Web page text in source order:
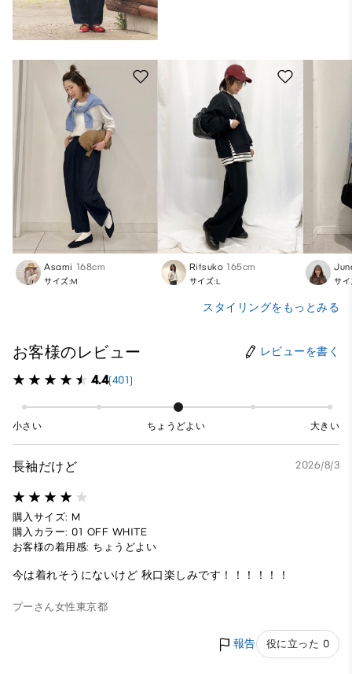
Asami 168cm
サイズ:M
Ritsuko 165cm
サイズ:L サ
スタイリングをもっとみる
お客様のレビュー レビューを書く
4.4(401)
小さい ちょうどよい 大きい
長袖だけど 2026/8/3
購入サイズ: M
購入カラー: 01 OFF WHITE
お客様の着用感: ちょうどよい
今は着れそうにないけど 秋口楽しみです！！！！！！
プーさん女性東京都
報告 役に立った 0